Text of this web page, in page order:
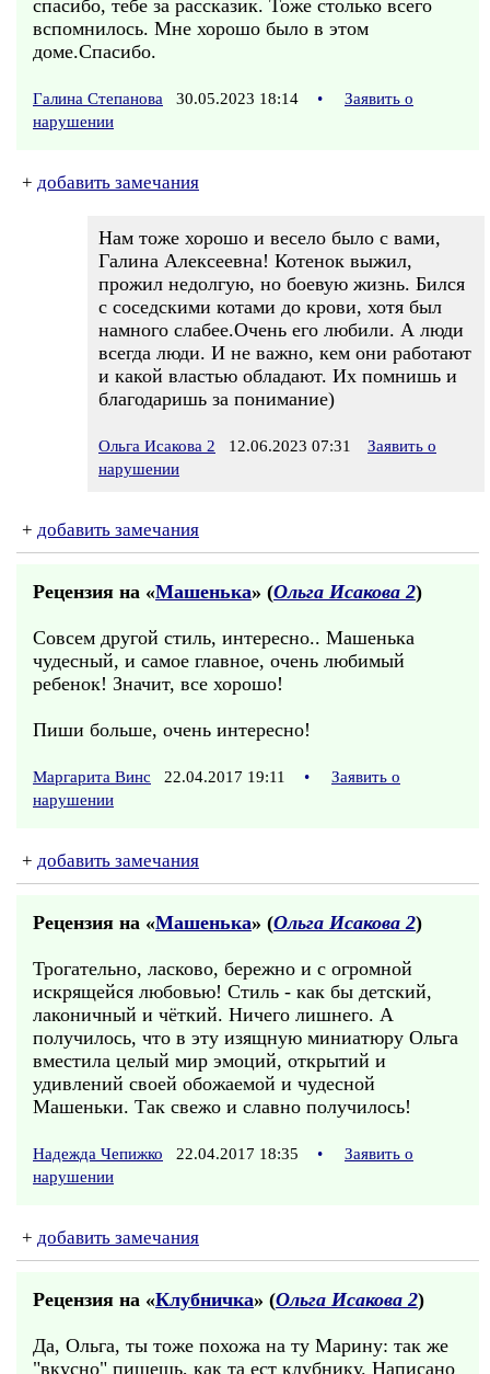
спасибо, тебе за рассказик. Тоже столько всего
вспомнилось. Мне хорошо было в этом
доме.Спасибо.
Галина Степанова 30.05.2023 18:14 •
Заявить о
нарушении
+ добавить замечания
Нам тоже хорошо и весело было с вами,
Галина Алексеевна! Котенок выжил,
прожил недолгую, но боевую жизнь. Бился
с соседскими котами до крови, хотя был
намного слабее.Очень его любили. А люди
всегда люди. И не важно, кем они работают
и какой властью обладают. Их помнишь и
благодаришь за понимание)
Ольга Исакова 2 12.06.2023 07:31
Заявить о
нарушении
+ добавить замечания
Рецензия на «Машенька» (Ольга Исакова 2)
Совсем другой стиль, интересно.. Машенька
чудесный, и самое главное, очень любимый
ребенок! Значит, все хорошо!
Пиши больше, очень интересно!
Маргарита Винс 22.04.2017 19:11 •
Заявить о
нарушении
+ добавить замечания
Рецензия на «Машенька» (Ольга Исакова 2)
Трогательно, ласково, бережно и с огромной
искрящейся любовью! Стиль - как бы детский,
лаконичный и чёткий. Ничего лишнего. А
получилось, что в эту изящную миниатюру Ольга
вместила целый мир эмоций, открытий и
удивлений своей обожаемой и чудесной
Машеньки. Так свежо и славно получилось!
Надежда Чепижко 22.04.2017 18:35 •
Заявить о
нарушении
+ добавить замечания
Рецензия на «Клубничка» (Ольга Исакова 2)
Да, Ольга, ты тоже похожа на ту Марину: так же
"вкусно" пишешь, как та ест клубнику. Написано